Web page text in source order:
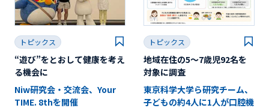
トピックス
“遊び”をとおして健康を考え
る機会に
Niw研究会・交流会、Your
TIME. 8thを開催
トピックス
地域在住の5～7歳児92名を
対象に調査
東京科学大学ら研究チーム、
子どもの約4人に1人が口腔機